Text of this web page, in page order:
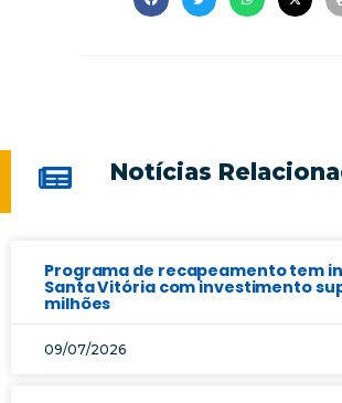
Notícias
Programa de recapeamento tem
Santa Vitória com investimento
milhões
09/07/2026